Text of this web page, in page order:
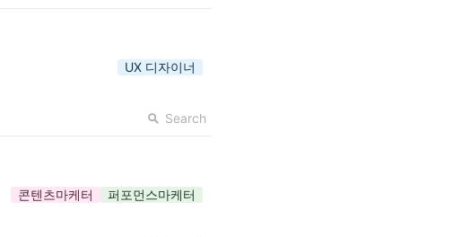
UX 디자이너
Search
콘텐츠마케터 퍼포먼스마케터